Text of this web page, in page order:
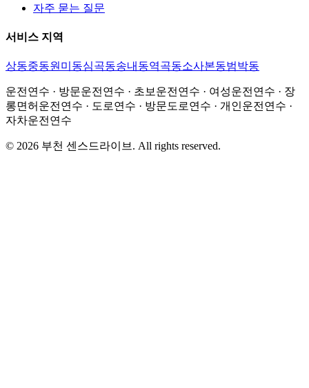
자주 묻는 질문
서비스 지역
상동중동원미동심곡동송내동역곡동소사본동범박동
운전연수 · 방문운전연수 · 초보운전연수 · 여성운전연수 · 장
롱면허운전연수 · 도로연수 · 방문도로연수 · 개인운전연수 ·
자차운전연수
© 2026 부천 센스드라이브 . All rights reserved.